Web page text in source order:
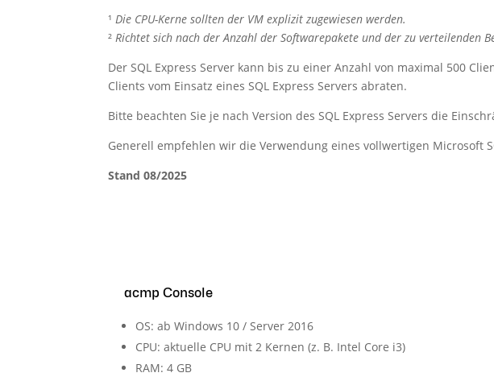
¹ Die CPU-Kerne sollten der VM explizit zugewiesen werden.
² Richtet sich nach der Anzahl der Softwarepakete und der zu verteilenden
Der SQL Express Server kann bis zu einer Anzahl von maximal 500
Clients vom Einsatz eines SQL Express Servers abraten.
Bitte beachten Sie je nach Version des SQL Express Servers die
Generell empfehlen wir die Verwendung eines vollwertigen Microsoft
Stand 08/2025
acmp Console
OS: ab Windows 10 / Server 2016
CPU: aktuelle CPU mit 2 Kernen (z. B. Intel Core i3)
RAM: 4 GB